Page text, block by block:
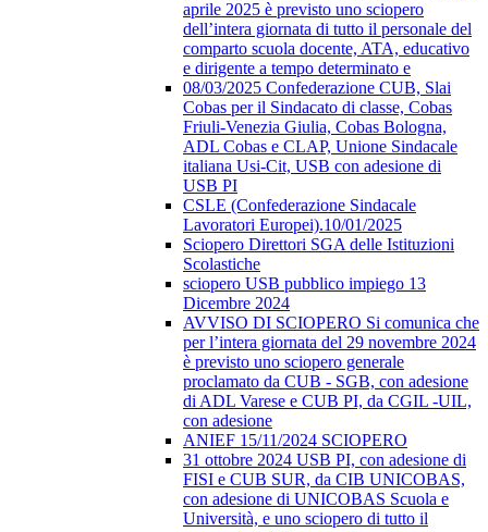
aprile 2025 è previsto uno sciopero
dell’intera giornata di tutto il personale del
comparto scuola docente, ATA, educativo
e dirigente a tempo determinato e
08/03/2025 Confederazione CUB, Slai
Cobas per il Sindacato di classe, Cobas
Friuli-Venezia Giulia, Cobas Bologna,
ADL Cobas e CLAP, Unione Sindacale
italiana Usi-Cit, USB con adesione di
USB PI
CSLE (Confederazione Sindacale
Lavoratori Europei).10/01/2025
Sciopero Direttori SGA delle Istituzioni
Scolastiche
sciopero USB pubblico impiego 13
Dicembre 2024
AVVISO DI SCIOPERO Si comunica che
per l’intera giornata del 29 novembre 2024
è previsto uno sciopero generale
proclamato da CUB - SGB, con adesione
di ADL Varese e CUB PI, da CGIL -UIL,
con adesione
ANIEF 15/11/2024 SCIOPERO
31 ottobre 2024 USB PI, con adesione di
FISI e CUB SUR, da CIB UNICOBAS,
con adesione di UNICOBAS Scuola e
Università, e uno sciopero di tutto il